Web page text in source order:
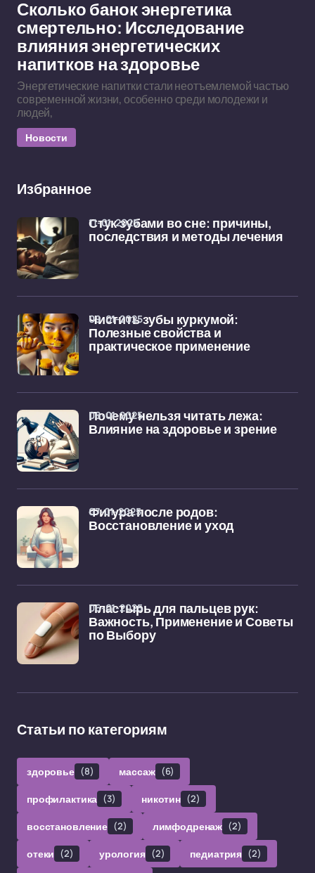
Сколько банок энергетика
смертельно: Исследование
влияния энергетических
напитков на здоровье
Энергетические напитки стали неотъемлемой частью
современной жизни, особенно среди молодежи и
людей,
Новости
Избранное
Стук зубами во сне: причины,
последствия и методы лечения
11-01-2025
Чистить зубы куркумой:
Полезные свойства и
практическое применение
09-01-2025
Почему нельзя читать лежа:
Влияние на здоровье и зрение
08-01-2025
Фигура после родов:
Восстановление и уход
07-01-2025
Пластырь для пальцев рук:
Важность, Применение и Советы
по Выбору
06-01-2025
Статьи по категориям
здоровье (8) массаж (6)
профилактика (3) никотин (2)
восстановление (2) лимфодренаж (2)
отеки (2) урология (2) педиатрия (2)